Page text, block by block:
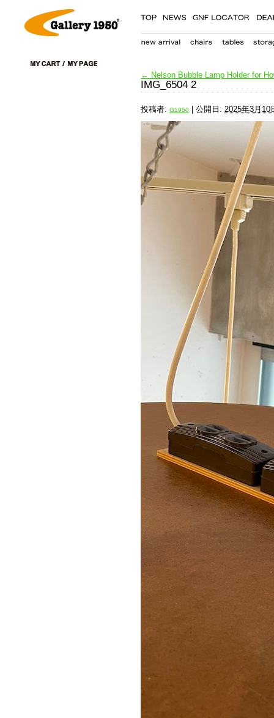
← Nelson Bubble Lamp Holder for
IMG_6504 2
投稿者: G1950 公開日: 2025年3月10